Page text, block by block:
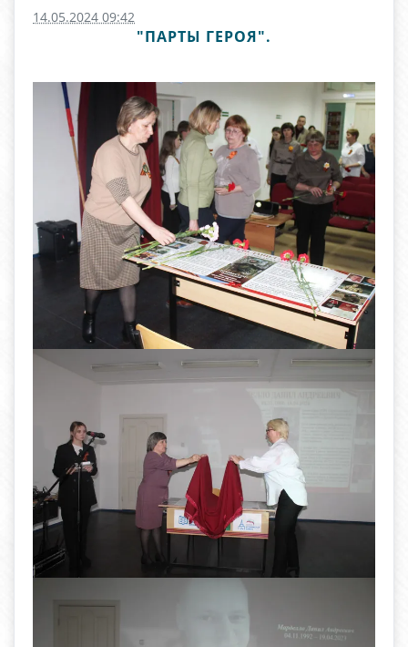
14.05.2024 09:42
"ПАРТЫ ГЕРОЯ".